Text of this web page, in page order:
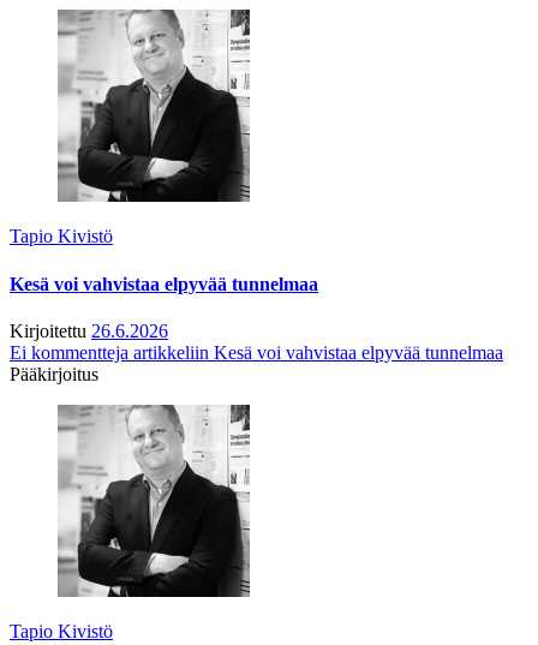
Tapio Kivistö
Kesä voi vahvistaa elpyvää tunnelmaa
Kirjoitettu 26.6.2026
Ei kommentteja artikkeliin Kesä voi vahvistaa elpyvää tunnelmaa
Pääkirjoitus
Tapio Kivistö